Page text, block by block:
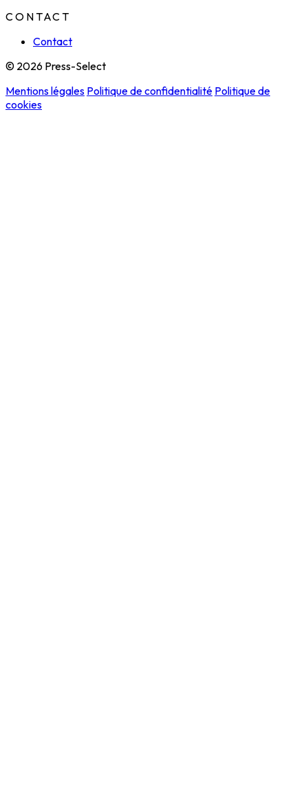
CONTACT
Contact
© 2026 Press-Select
Mentions légales Politique de confidentialité Politique de
cookies